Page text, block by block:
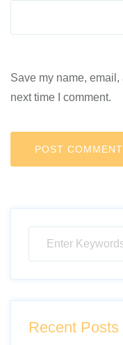
Save my name,
next time I comment.
Recent Posts